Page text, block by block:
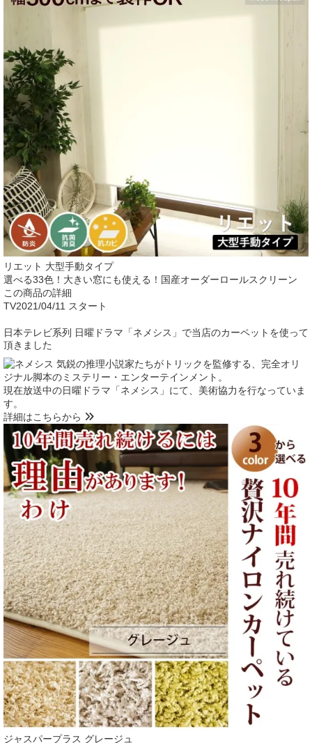
リエット 大型手動タイプ
選べる33色！大きい窓にも使える！国産オーダーロールスクリーン
この商品の詳細
TV2021/04/11 スタート
日本テレビ系列 日曜ドラマ「ネメシス」で当店のカーペットを使って
頂きました
気鋭の推理小説家たちがトリックを監修する、完全オリ
ジナル脚本のミステリー・エンターテインメント。
現在放送中の日曜ドラマ「ネメシス」にて、美術協力を行なっていま
す。
詳細はこちらから
ジャスパープラス グレージュ